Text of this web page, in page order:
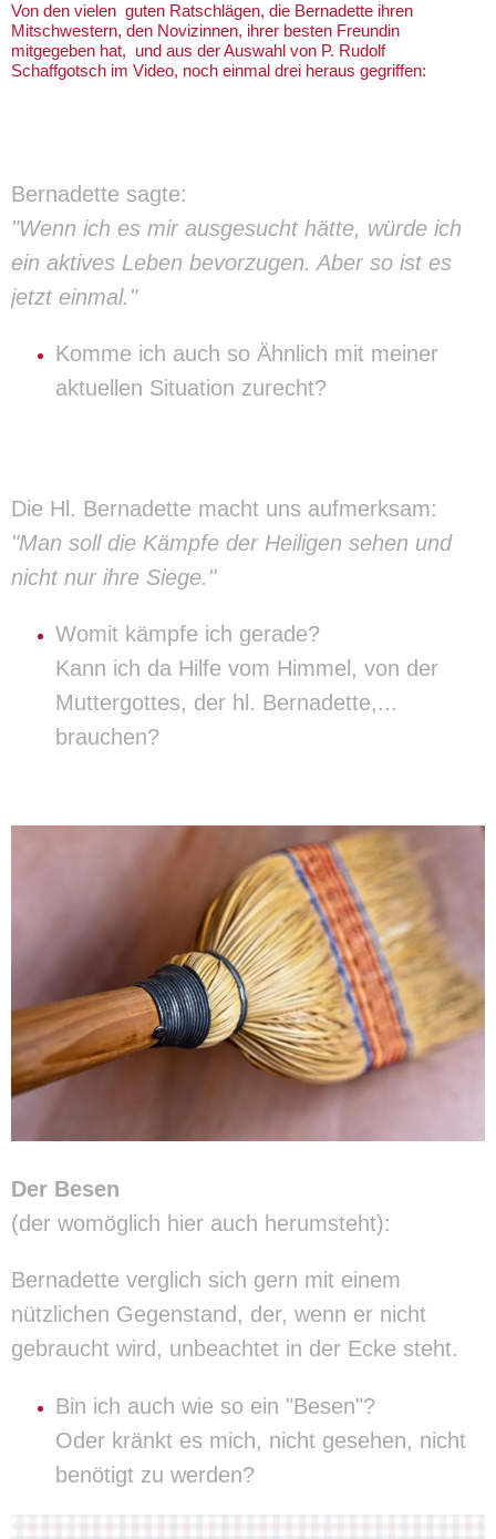
Von den vielen guten Ratschlägen, die Bernadette ihren
Mitschwestern, den Novizinnen, ihrer besten Freundin
mitgegeben hat, und aus der Auswahl von P. Rudolf
Schaffgotsch im Video, noch einmal drei heraus gegriffen:
Bernadette sagte:
"Wenn ich es mir ausgesucht hätte, würde ich
ein aktives Leben bevorzugen. Aber so ist es
jetzt einmal."
Komme ich auch so Ähnlich mit meiner
aktuellen Situation zurecht?
Die Hl. Bernadette macht uns aufmerksam:
"Man soll die Kämpfe der Heiligen sehen und
nicht nur ihre Siege."
Womit kämpfe ich gerade?
Kann ich da Hilfe vom Himmel, von der
Muttergottes, der hl. Bernadette,...
brauchen?
Der Besen
(der womöglich hier auch herumsteht):
Bernadette verglich sich gern mit einem
nützlichen Gegenstand, der, wenn er nicht
gebraucht wird, unbeachtet in der Ecke steht.
Bin ich auch wie so ein "Besen"?
Oder kränkt es mich, nicht gesehen, nicht
benötigt zu werden?